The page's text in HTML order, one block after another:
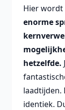
Hier wordt
enorme
hetzelfde.
laadtijden.
identiek.